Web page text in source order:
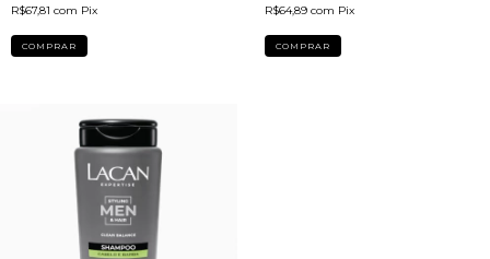
R$67,81 com Pix R$64,89 com Pix